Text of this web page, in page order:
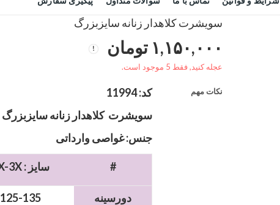
سویشرت کلاهدار زنانه سایزبزرگ
۱,۱۵۰,۰۰۰ تومان
عجله کنید, فقط 5 موجود است.
نکات مهم
کد: 11994
سویشرت کلاهدار زنانه سایزبزرگ
جنس: غواصی وارداتی
2X-3X : سایز #
125-135 دورسینه